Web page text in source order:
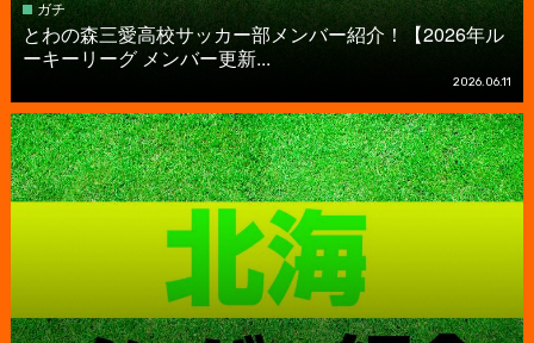
ガチ
とわの森三愛高校サッカー部メンバー紹介！【2026年ル
ーキーリーグ メンバー更新...
2026.06.11